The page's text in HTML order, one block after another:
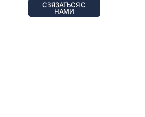
СВЯЗАТЬСЯ С
НАМИ